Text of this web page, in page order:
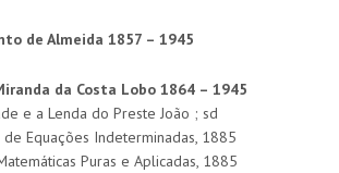
de Almeida 1857 – 1945
da Costa Lobo 1864 – 1945
e a Lenda do Preste João ; sd
de Equações Indeterminadas, 1885
Puras e Aplicadas, 1885